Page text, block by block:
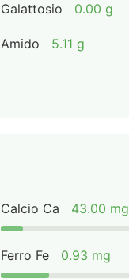
Galattosio 0.00 g
Amido 5.11 g
Calcio Ca 43.00 mg
Ferro Fe 0.93 mg